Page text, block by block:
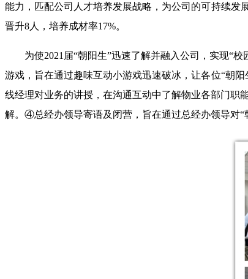
能力，匹配公司人才培养发展战略，为公司的可持续发
晋升8人，培养成材率17%。
为使2021届“朝阳生”迅速了解并融入公司，实现“
游戏，旨在通过趣味互动小游戏迅速破冰，让各位“朝
线经理对业务的讲授，在沟通互动中了解物业各部门
解。④总经办领导寄语及闭营，旨在通过总经办领导对“